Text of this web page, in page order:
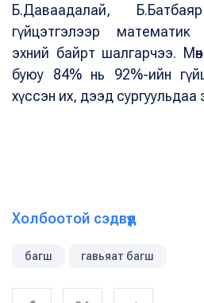
Б.Даваадалай,
гүйцэтгэлээр
эхний байрт шалгарчээ.
буюу 84% нь 92%-ийн
хүссэн их, дээд
Холбоотой сэдвүүд
багш гавьяат багш